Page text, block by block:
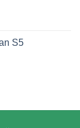
S5